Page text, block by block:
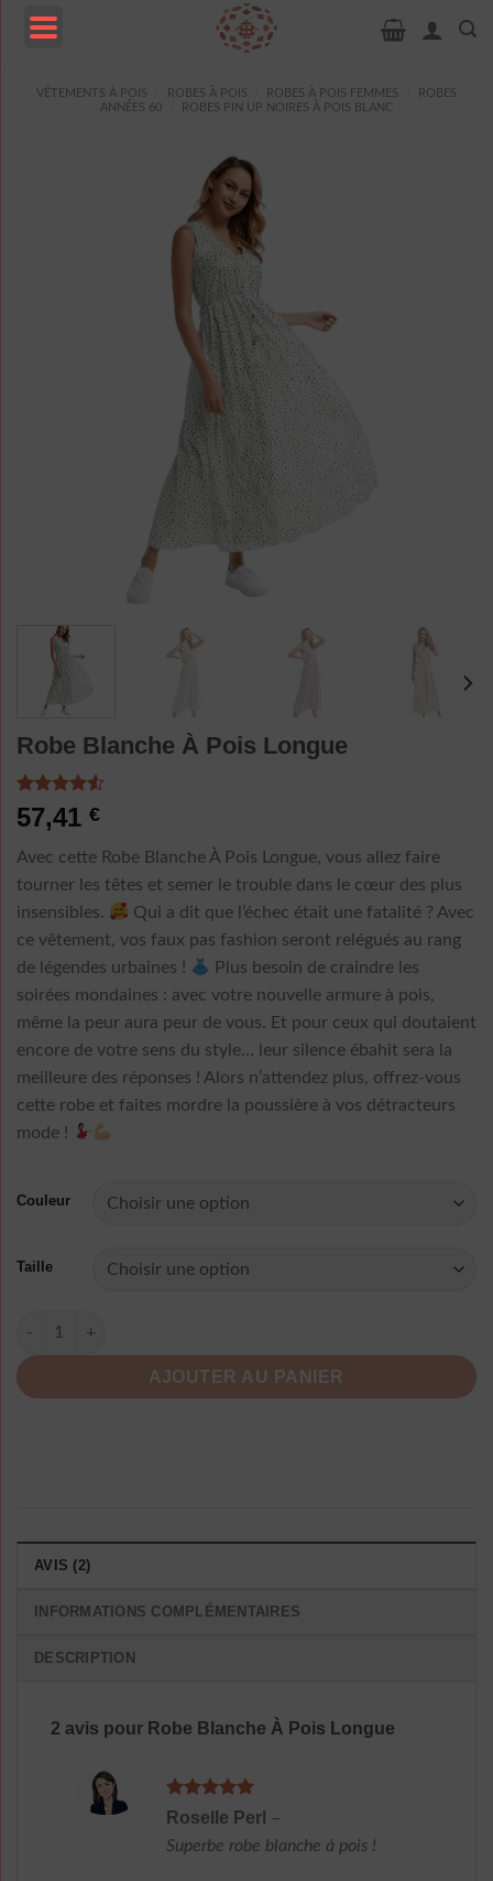
VÊTEMENTS À POIS ROBES À POIS ROBES À POIS FEMMES
ROBES
ANNÉES 60
ROBES PIN UP NOIRES À POIS BLANC
Robe Blanche À Pois Longue
Noté4.50
sur 5 basé
2
notations
client
57,41 €
Avec cette Robe Blanche À Pois Longue, vous allez faire
tourner les têtes et semer le trouble dans le cœur des plus
insensibles.
Qui a dit que l’échec était une fatalité ? Avec
ce vêtement, vos faux pas fashion seront relégués au rang
de légendes urbaines !
Plus besoin de craindre les
soirées mondaines : avec votre nouvelle armure à pois,
même la peur aura peur de vous. Et pour ceux qui doutaient
encore de votre sens du style… leur silence ébahit sera la
meilleure des réponses ! Alors n’attendez plus, offrez-vous
cette robe et faites mordre la poussière à vos détracteurs
mode !
Couleur
Taille
quantité de Robe Blanche À Pois Longue
AJOUTER AU PANIER
AVIS (2)
INFORMATIONS COMPLÉMENTAIRES
DESCRIPTION
2 avis pour Robe Blanche À Pois Longue
Note5sur
Roselle Perl
–
Superbe robe blanche à pois !